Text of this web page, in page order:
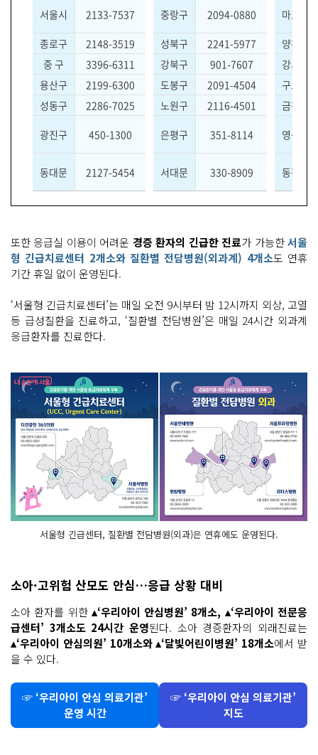
서울시
2133-7537 중랑구 2094-0880 마포구
종로구 2148-3519 성북구 2241-5977
양천구
중 구
3396-6311 강북구 901-7607
강서구
용산구
2199-6300 도봉구 2091-4504
구로구
성동구
2286-7025 노원구 2116-4501 금천구
광진구 450-1300 은평구 351-8114 영등포
동대문 2127-5454 서대문 330-8909 동작구
또한 응급실 이용이 어려운 경증 환자의 긴급한 진료가 가능한서울
형 긴급치료센터 2개소와 질환별 전담병원(외과계) 4개소도 연휴
기간 휴일 없이 운영된다.
‘서울형 긴급치료센터’는 매일 오전 9시부터 밤 12시까지 외상, 고열
등 급성질환을 진료하고, ‘질환별 전담병원’은 매일 24시간 외과계
응급환자를 진료한다.
서울형 긴급센터, 질환별 전담병원(외과)은 연휴에도 운영된다.
소아·고위험 산모도 안심…응급 상황 대비
소아 환자를 위한 ▴‘우리아이 안심병원’ 8개소, ▴‘우리아이 전문응
급센터’ 3개소도 24시간 운영된다. 소아 경증환자의 외래진료는
▴‘우리아이 안심의원’ 10개소와 ▴‘달빛어린이병원’ 18개소에서 받
을 수 있다.
☞ ‘우리아이 안심 의료기관’
운영 시간
☞ ‘우리아이 안심 의료기관’
지도